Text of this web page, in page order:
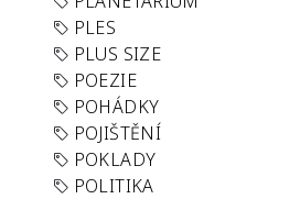
PLES
PLUS SIZE
POEZIE
POHÁDKY
POJIŠTĚNÍ
POKLADY
POLITIKA